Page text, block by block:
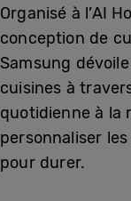
Organisé à l’AI
conception de
Samsung
cuisines à
quotidienne à la
personnaliser
pour durer.